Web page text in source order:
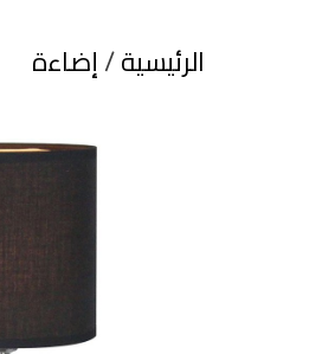
الرئيسية/إضاءة